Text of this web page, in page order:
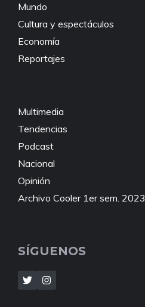
Mundo
Cultura y espectáculos
Economía
Reportajes
Multimedia
Tendencias
Podcast
Nacional
Opinión
Archivo Cooler 1er sem. 2023
SÍGUENOS